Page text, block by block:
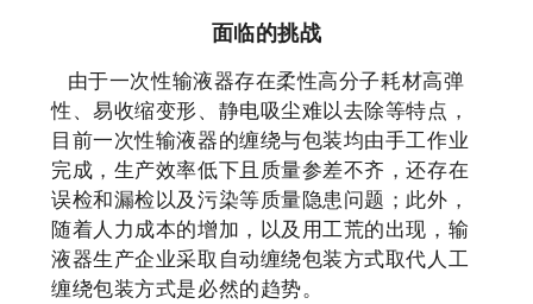
面临的挑战
由于一次性输液器存在柔性高分子耗材高弹
性、易收缩变形、静电吸尘难以去除等特点，
目前一次性输液器的缠绕与包装均由手工作业
完成，生产效率低下且质量参差不齐，还存在
误检和漏检以及污染等质量隐患问题；此外，
随着人力成本的增加，以及用工荒的出现，输
液器生产企业采取自动缠绕包装方式取代人工
缠绕包装方式是必然的趋势。